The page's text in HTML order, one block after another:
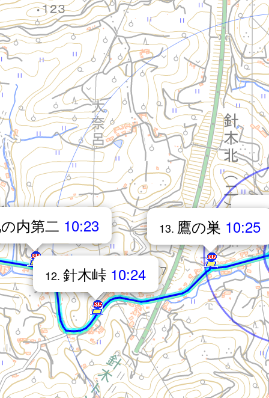
13. 鷹の巣 10:25
12. 針木峠 10:24
内第二 10:23